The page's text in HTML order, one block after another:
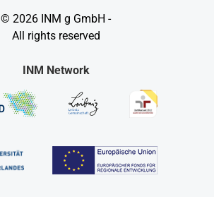
© 2026 INM g GmbH -
All rights reserved
INM Network